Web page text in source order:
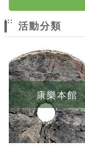
:::
活動分類
康樂本館